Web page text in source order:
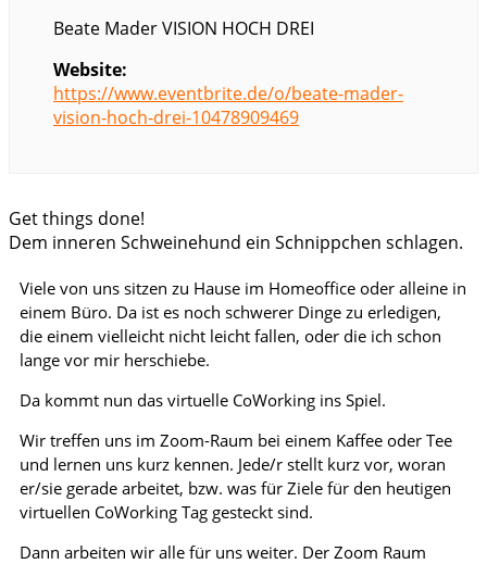
Beate Mader VISION HOCH DREI
Website:
https://www.eventbrite.de/o/beate-mader-
vision-hoch-drei-10478909469
Get things done!
Dem inneren Schweinehund ein Schnippchen schlagen.
Viele von uns sitzen zu Hause im Homeoffice oder alleine in
einem Büro. Da ist es noch schwerer Dinge zu erledigen,
die einem vielleicht nicht leicht fallen, oder die ich schon
lange vor mir herschiebe.
Da kommt nun das virtuelle CoWorking ins Spiel.
Wir treffen uns im Zoom-Raum bei einem Kaffee oder Tee
und lernen uns kurz kennen. Jede/r stellt kurz vor, woran
er/sie gerade arbeitet, bzw. was für Ziele für den heutigen
virtuellen CoWorking Tag gesteckt sind.
Dann arbeiten wir alle für uns weiter. Der Zoom Raum